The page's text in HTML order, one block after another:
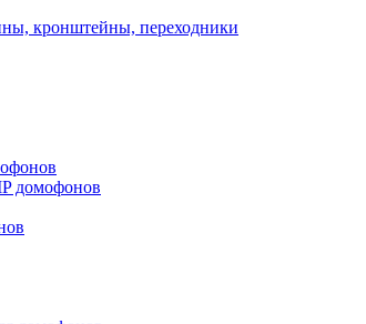
кронштейны, переходники
домофонов